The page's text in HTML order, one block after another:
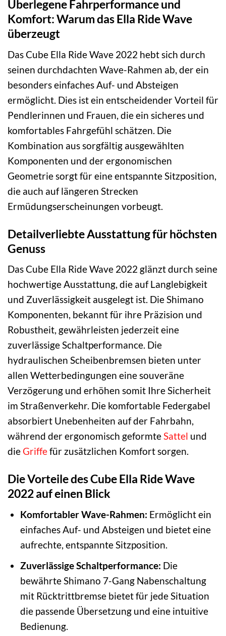
Überlegene Fahrperformance und
Komfort: Warum das Ella Ride Wave
überzeugt
Das Cube Ella Ride Wave 2022 hebt sich durch
seinen durchdachten Wave-Rahmen ab, der ein
besonders einfaches Auf- und Absteigen
ermöglicht. Dies ist ein entscheidender Vorteil für
Pendlerinnen und Frauen, die ein sicheres und
komfortables Fahrgefühl schätzen. Die
Kombination aus sorgfältig ausgewählten
Komponenten und der ergonomischen
Geometrie sorgt für eine entspannte Sitzposition,
die auch auf längeren Strecken
Ermüdungserscheinungen vorbeugt.
Detailverliebte Ausstattung für höchsten
Genuss
Das Cube Ella Ride Wave 2022 glänzt durch seine
hochwertige Ausstattung, die auf Langlebigkeit
und Zuverlässigkeit ausgelegt ist. Die Shimano
Komponenten, bekannt für ihre Präzision und
Robustheit, gewährleisten jederzeit eine
zuverlässige Schaltperformance. Die
hydraulischen Scheibenbremsen bieten unter
allen Wetterbedingungen eine souveräne
Verzögerung und erhöhen somit Ihre Sicherheit
im Straßenverkehr. Die komfortable Federgabel
absorbiert Unebenheiten auf der Fahrbahn,
während der ergonomisch geformteSattel und
dieGriffefür zusätzlichen Komfort sorgen.
Die Vorteile des Cube Ella Ride Wave
2022 auf einen Blick
Komfortabler Wave-Rahmen: Ermöglicht ein
einfaches Auf- und Absteigen und bietet eine
aufrechte, entspannte Sitzposition.
Zuverlässige Schaltperformance: Die
bewährte Shimano 7-Gang Nabenschaltung
mit Rücktrittbremse bietet für jede Situation
die passende Übersetzung und eine intuitive
Bedienung.